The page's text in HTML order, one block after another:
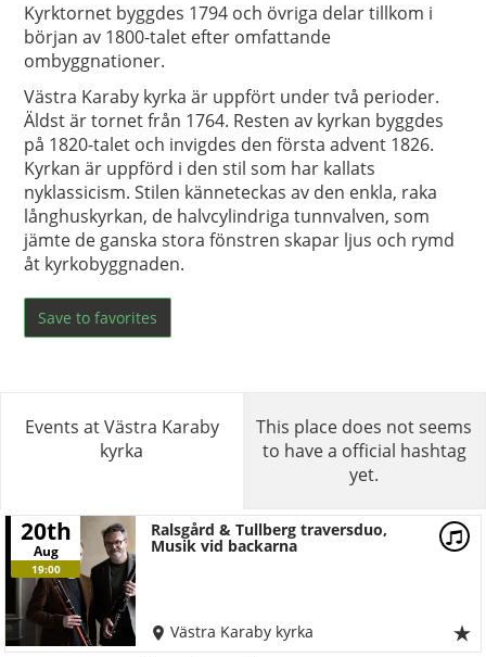
Kyrktornet byggdes 1794 och övriga delar tillkom i
början av 1800-talet efter omfattande
ombyggnationer.
Västra Karaby kyrka är uppfört under två perioder.
Äldst är tornet från 1764. Resten av kyrkan byggdes
på 1820-talet och invigdes den första advent 1826.
Kyrkan är uppförd i den stil som har kallats
nyklassicism. Stilen känneteckas av den enkla, raka
långhuskyrkan, de halvcylindriga tunnvalven, som
jämte de ganska stora fönstren skapar ljus och rymd
åt kyrkobyggnaden.
Save to favorites
Events at Västra Karaby
kyrka
This place does not seems
to have a official hashtag
yet.
Ralsgård & Tullberg traversduo,
Musik vid backarna
20th
Aug
19:00
Västra Karaby kyrka